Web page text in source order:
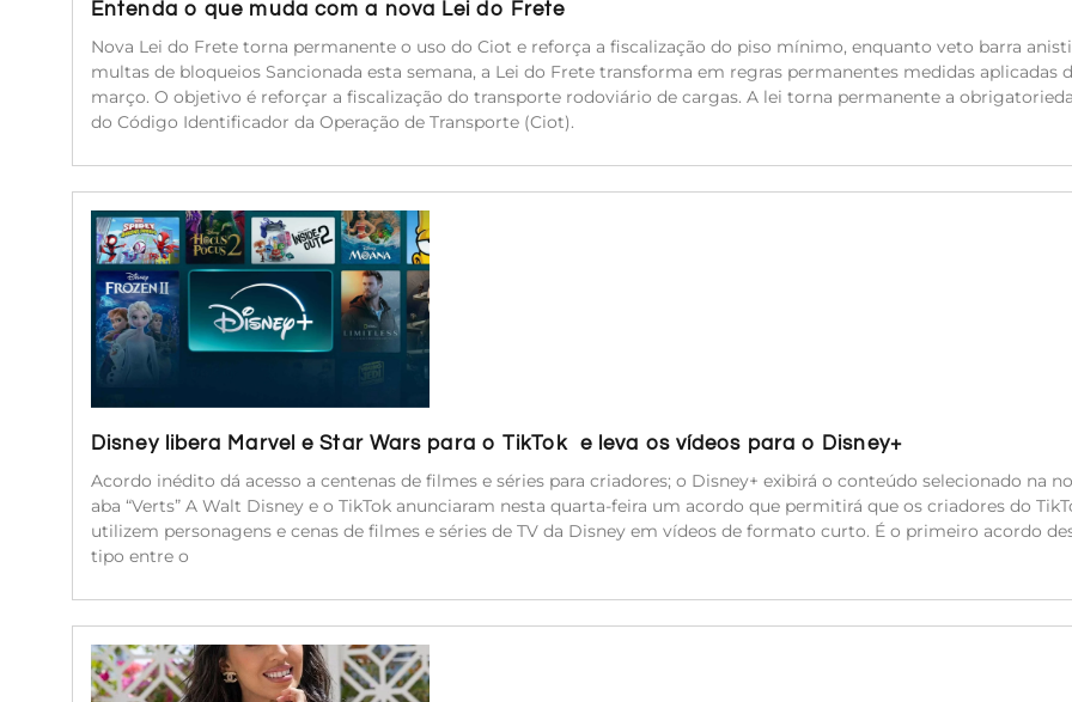
Entenda o que muda com a nova Lei do Frete
Nova Lei do Frete torna permanente o uso do Ciot e reforça a fiscalização do piso mínimo, enquanto veto barra
multas de bloqueios Sancionada esta semana, a Lei do Frete transforma em regras permanentes medidas aplicadas
março. O objetivo é reforçar a fiscalização do transporte rodoviário de cargas. A lei torna permanente a
do Código Identificador da Operação de Transporte (Ciot).
Disney libera Marvel e Star Wars para o TikTok e leva os vídeos para o Disney+
Acordo inédito dá acesso a centenas de filmes e séries para criadores; o Disney+ exibirá o conteúdo selecionado na
aba “Verts” A Walt Disney e o TikTok anunciaram nesta quarta-feira um acordo que permitirá que os criadores do
utilizem personagens e cenas de filmes e séries de TV da Disney em vídeos de formato curto. É o primeiro acordo
tipo entre o